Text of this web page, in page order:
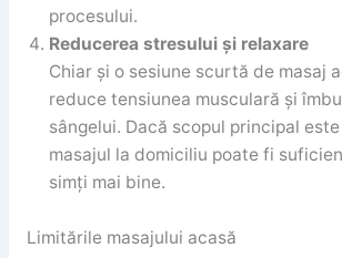
procesului.
Reducerea stresului și relaxare
Chiar și o sesiune scurtă de masaj
reduce tensiunea musculară și
sângelui. Dacă scopul principal
masajul la domiciliu poate fi
simți mai bine.
Limitările masajului acasă